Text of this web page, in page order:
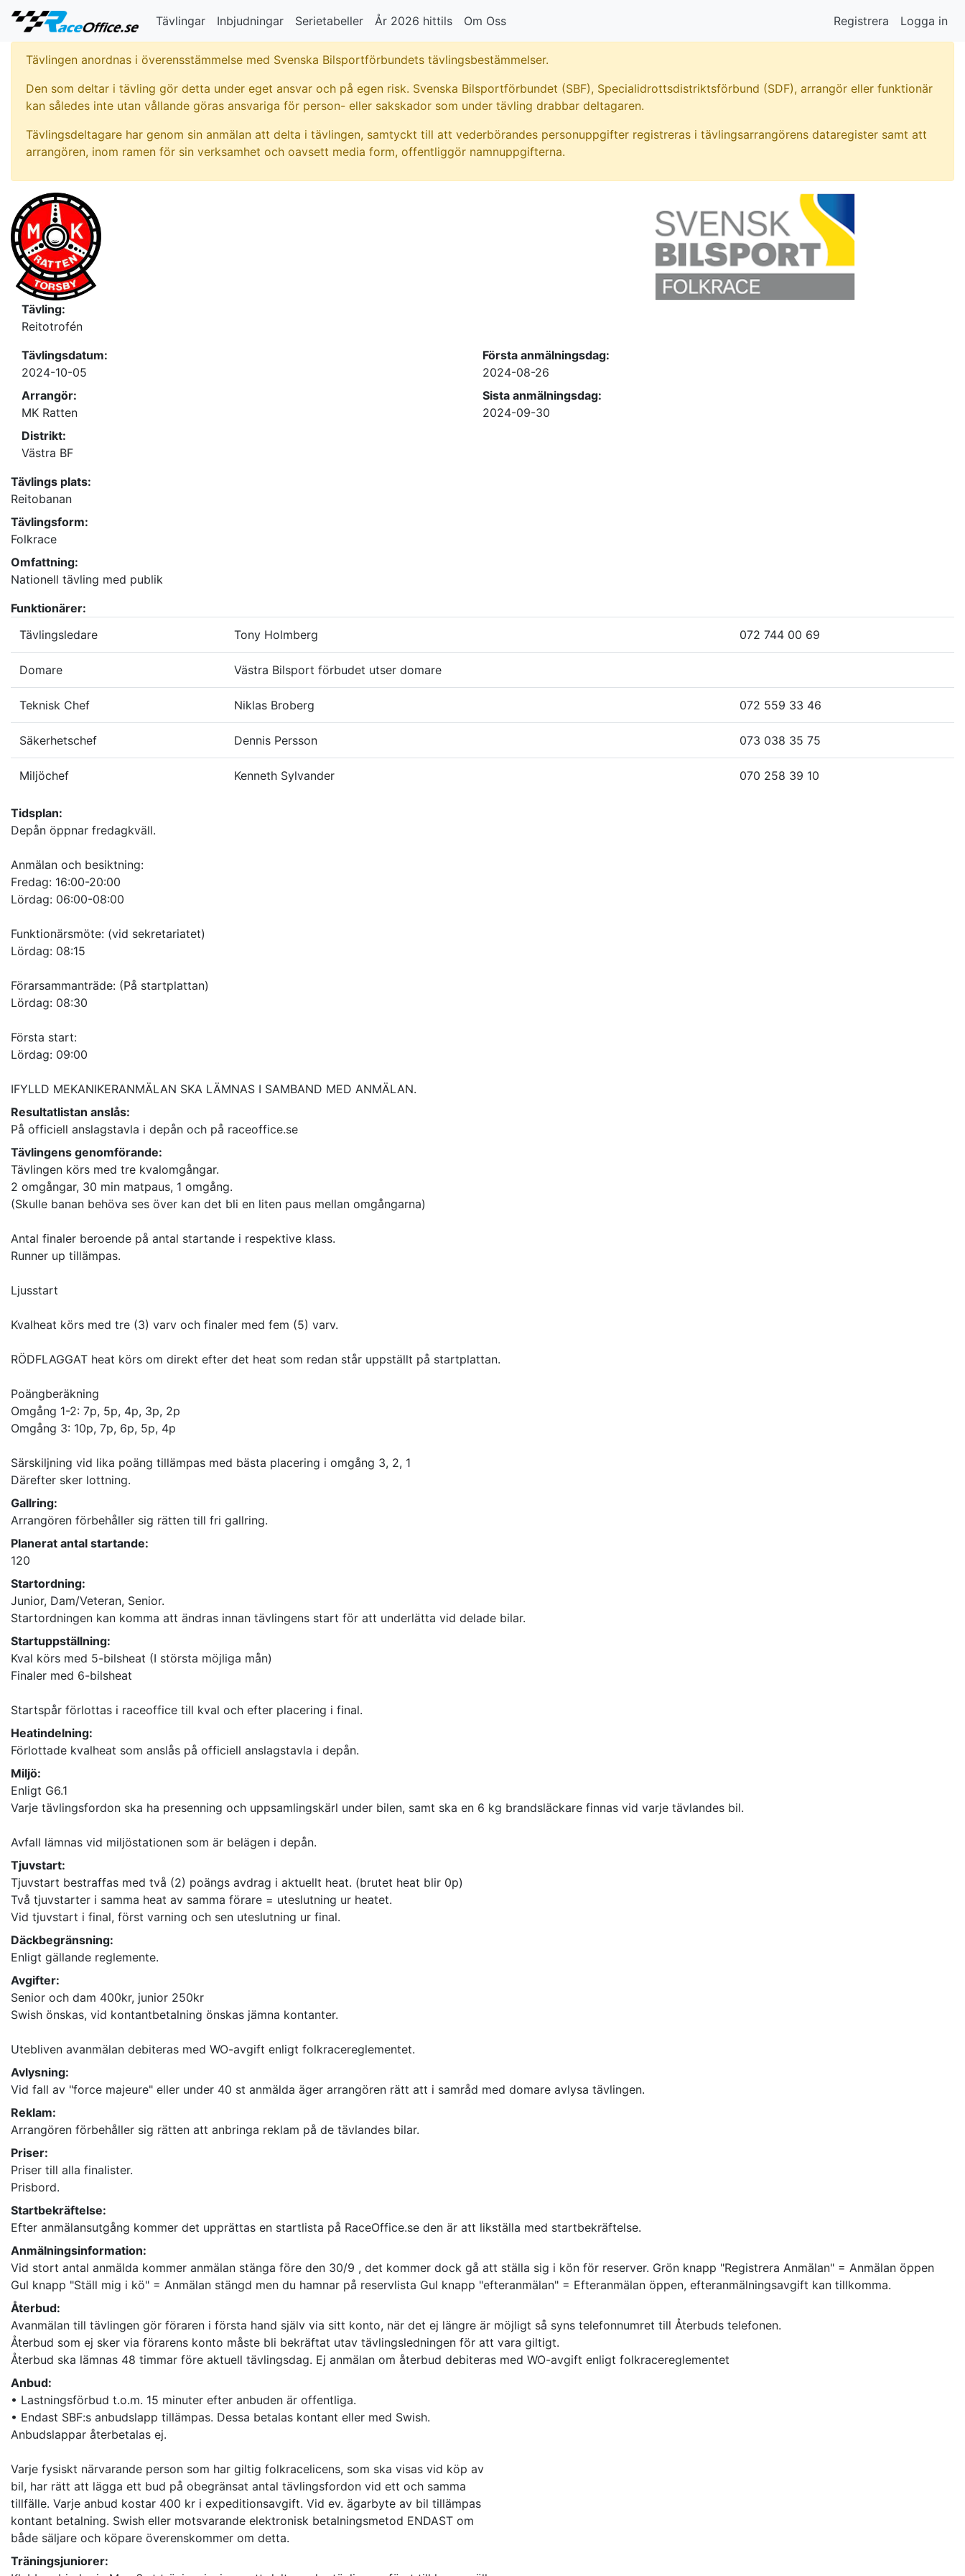
Tävlingar Inbjudningar Serietabeller År 2026 hittils Om Oss Registrera Logga in
Tävlingen anordnas i överensstämmelse med Svenska Bilsportförbundets tävlingsbestämmelser.
Den som deltar i tävling gör detta under eget ansvar och på egen risk. Svenska Bilsportförbundet (SBF), Specialidrottsdistriktsförbund (SDF), arrangör eller funktionär
kan således inte utan vållande göras ansvariga för person- eller sakskador som under tävling drabbar deltagaren.
Tävlingsdeltagare har genom sin anmälan att delta i tävlingen, samtyckt till att vederbörandes personuppgifter registreras i tävlingsarrangörens dataregister samt att
arrangören, inom ramen för sin verksamhet och oavsett media form, offentliggör namnuppgifterna.
Tävling:
Reitotrofén
Tävlingsdatum:
2024-10-05
Arrangör:
MK Ratten
Distrikt:
Västra BF
Första anmälningsdag:
2024-08-26
Sista anmälningsdag:
2024-09-30
Tävlings plats:
Reitobanan
Tävlingsform:
Folkrace
Omfattning:
Nationell tävling med publik
Funktionärer:
Tävlingsledare
Tony Holmberg 072 744 00 69
Domare Västra Bilsport förbudet utser domare
Teknisk Chef Niklas Broberg 072 559 33 46
Säkerhetschef Dennis Persson 073 038 35 75
Miljöchef Kenneth Sylvander 070 258 39 10
Tidsplan:
Depån öppnar fredagkväll.
Anmälan och besiktning:
Fredag: 16:00-20:00
Lördag: 06:00-08:00
Funktionärsmöte: (vid sekretariatet)
Lördag: 08:15
Förarsammanträde: (På startplattan)
Lördag: 08:30
Första start:
Lördag: 09:00
Resultatlistan anslås:
På officiell anslagstavla i depån och på raceoffice.se
Tävlingens genomförande:
Tävlingen körs med tre kvalomgångar.
2 omgångar, 30 min matpaus, 1 omgång.
(Skulle banan behöva ses över kan det bli en liten paus mellan omgångarna)
Antal finaler beroende på antal startande i respektive klass.
Runner up tillämpas.
Ljusstart
Kvalheat körs med tre (3) varv och finaler med fem (5) varv.
RÖDFLAGGAT heat körs om direkt efter det heat som redan står uppställt på startplattan.
Poängberäkning
Omgång 1-2: 7p, 5p, 4p, 3p, 2p
Omgång 3: 10p, 7p, 6p, 5p, 4p
Särskiljning vid lika poäng tillämpas med bästa placering i omgång 3, 2, 1
Gallring:
Arrangören förbehåller sig rätten till fri gallring.
Planerat antal startande:
120
Startordning:
Junior, Dam/Veteran, Senior.
Startordningen kan komma att ändras innan tävlingens start för att underlätta vid delade bilar.
Startuppställning:
Kval körs med 5-bilsheat (I största möjliga mån)
Finaler med 6-bilsheat
Startspår förlottas i raceoffice till kval och efter placering i final.
Heatindelning:
Förlottade kvalheat som anslås på officiell anslagstavla i depån.
Miljö:
Enligt G6.1
Varje tävlingsfordon ska ha presenning och uppsamlingskärl under bilen, samt ska en 6 kg brandsläckare finnas vid varje tävlandes bil.
Avfall lämnas vid miljöstationen som är belägen i depån.
Tjuvstart:
Tjuvstart bestraffas med två (2) poängs avdrag i aktuellt heat. (brutet heat blir 0p)
Två tjuvstarter i samma heat av samma förare = uteslutning ur heatet.
Vid tjuvstart i final, först varning och sen uteslutning ur final.
Däckbegränsning:
Enligt gällande reglemente.
Avgifter:
Senior och dam 400kr, junior 250kr
Swish önskas, vid kontantbetalning önskas jämna kontanter.
Utebliven avanmälan debiteras med WO-avgift enligt folkracereglementet.
Avlysning:
Vid fall av "force majeure" eller under 40 st anmälda äger arrangören rätt att i samråd med domare avlysa tävlingen.
Reklam:
Arrangören förbehåller sig rätten att anbringa reklam på de tävlandes bilar.
Priser:
Priser till alla finalister.
Prisbord.
Startbekräftelse:
Efter anmälansutgång kommer det upprättas en startlista på RaceOffice.se den är att likställa med startbekräftelse.
Anmälningsinformation:
Vid stort antal anmälda kommer anmälan stänga före den 30/9 , det kommer dock gå att ställa sig i kön för reserver. Grön knapp "Registrera Anmälan" = Anmälan öppen
Gul knapp "Ställ mig i kö" = Anmälan stängd men du hamnar på reservlista Gul knapp "efteranmälan" = Efteranmälan öppen, efteranmälningsavgift kan tillkomma.
Återbud:
Avanmälan till tävlingen gör föraren i första hand själv via sitt konto, när det ej längre är möjligt så syns telefonnumret till Återbuds telefonen.
Återbud som ej sker via förarens konto måste bli bekräftat utav tävlingsledningen för att vara giltigt.
Återbud ska lämnas 48 timmar före aktuell tävlingsdag. Ej anmälan om återbud debiteras med WO-avgift enligt folkracereglementet
Anbud:
• Lastningsförbud t.o.m. 15 minuter efter anbuden är offentliga.
• Endast SBF:s anbudslapp tillämpas. Dessa betalas kontant eller med Swish.
Anbudslappar återbetalas ej.
Varje fysiskt närvarande person som har giltig folkracelicens, som ska visas vid köp av
bil, har rätt att lägga ett bud på obegränsat antal tävlingsfordon vid ett och samma
tillfälle. Varje anbud kostar 400 kr i expeditionsavgift. Vid ev. ägarbyte av bil tillämpas
kontant betalning. Swish eller motsvarande elektronisk betalningsmetod ENDAST om
både säljare och köpare överenskommer om detta.
Träningsjuniorer: